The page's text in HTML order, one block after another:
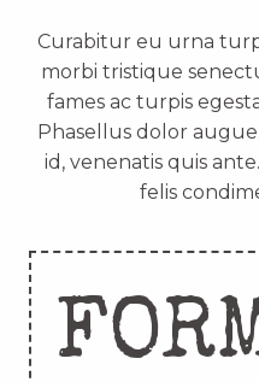
Curabitur eu urna
morbi tristique
fames ac turpis
Phasellus dolor
id, venenatis quis
felis